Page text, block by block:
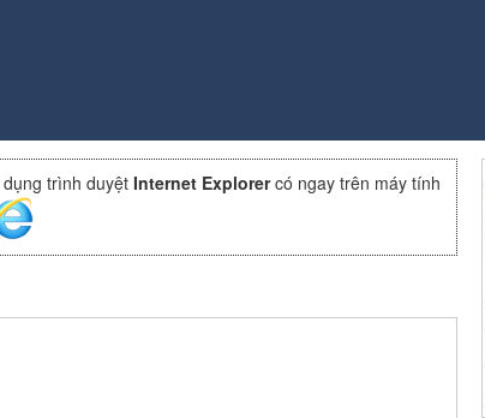
trình duyệt Internet Explorercó ngay trên máy tính